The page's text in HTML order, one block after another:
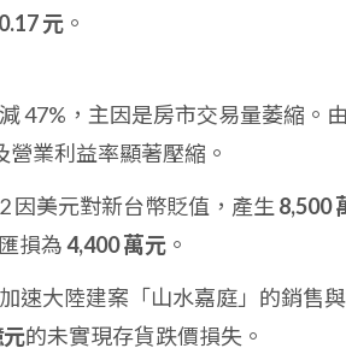
元 。
47%，主因是房市交易量萎縮。
業利益率顯著壓縮。
因美元對新台幣貶值，產生 8,500
損為4,400 萬元 。
速大陸建案「山水嘉庭」的銷售
元的未實現存貨跌價損失。